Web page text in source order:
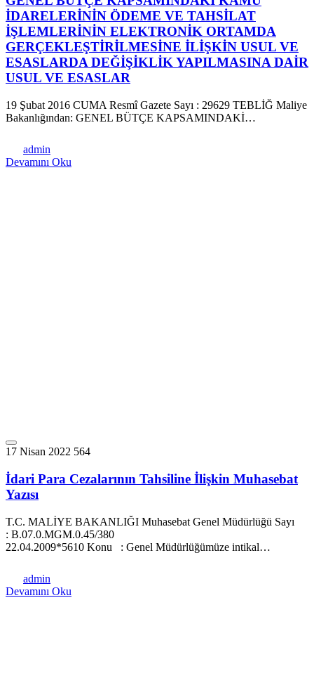
İDARELERİNİN ÖDEME VE TAHSİLAT
İŞLEMLERİNİN ELEKTRONİK ORTAMDA
GERÇEKLEŞTİRİLMESİNE İLİŞKİN USUL VE
ESASLARDA DEĞİŞİKLİK YAPILMASINA DAİR
USUL VE ESASLAR
19 Şubat 2016 CUMA Resmî Gazete Sayı : 29629 TEBLİĞ Maliye
Bakanlığından: GENEL BÜTÇE KAPSAMINDAKİ…
admin
Devamını Oku
17 Nisan 2022 564
İdari Para Cezalarının Tahsiline İlişkin Muhasebat
Yazısı
T.C. MALİYE BAKANLIĞI Muhasebat Genel Müdürlüğü Sayı
: B.07.0.MGM.0.45/380
22.04.2009*5610 Konu : Genel Müdürlüğümüze intikal…
admin
Devamını Oku